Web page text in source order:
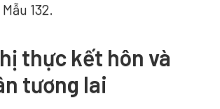
132.
thực kết hôn và
tương lai